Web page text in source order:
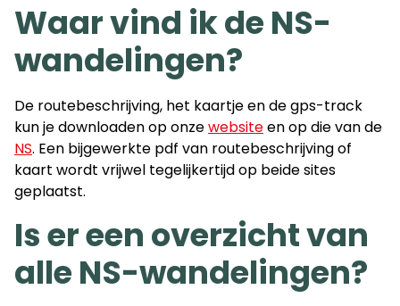
Waar vind ik de NS-
wandelingen?
De routebeschrijving, het kaartje en de gps-track
kun je downloaden op onzewebsiteen op die van de
NS. Een bijgewerkte pdf van routebeschrijving of
kaart wordt vrijwel tegelijkertijd op beide sites
geplaatst.
Is er een overzicht van
alle NS-wandelingen?